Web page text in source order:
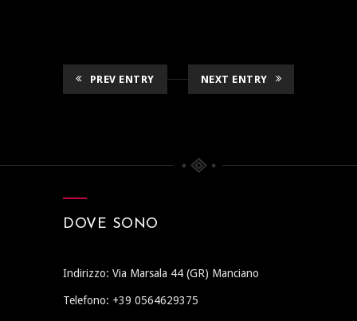
PREV ENTRY NEXT ENTRY
DOVE SONO
Indirizzo: Via Marsala 44 (GR) Manciano
Telefono: +39 0564629375